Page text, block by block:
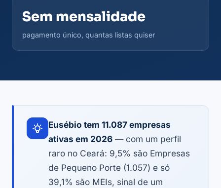
Sem mensalidade
pagamento único, quantas listas quiser
Eusébio tem 11.087 empresas
ativas em 2026 — com um perfil
raro no Ceará: 9,5% são Empresas
de Pequeno Porte (1.057) e só
39,1% são MEIs, sinal de um